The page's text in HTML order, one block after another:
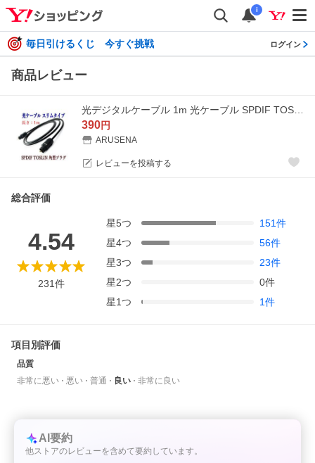
i
毎日引けるくじ 今すぐ挑戦 ログイン
商品レビュー
390円
ARUSENA
レビューを投稿する
総合評価
4.54
231件
星5つ 151件
星4つ 56件
星3つ 23件
星2つ 0件
星1つ 1件
項目別評価
品質
非常に悪い
悪い 普通 良い 非常に良い
AI要約
他ストアのレビューを含めて要約しています。